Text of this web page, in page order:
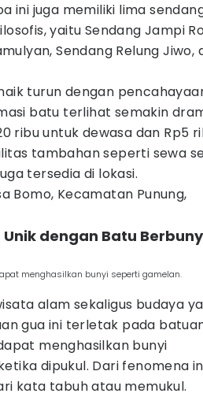
ini juga memiliki lima
yaitu Sendang Jampi
Sendang Relung Jiwo,
turun dengan
batu terlihat semakin
ribu untuk dewasa dan Rp5
tambahan seperti sewa
tersedia di lokasi.
Bomo, Kecamatan Punung,
dengan Batu
menghasilkan bunyi seperti gamelan.
alam sekaligus budaya
gua ini terletak pada
menghasilkan bunyi
dipukul. Dari fenomena
kata tabuh atau memukul.